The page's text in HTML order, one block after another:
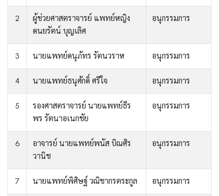
2
ผู้ช่วยศาสตราจารย์ แพทย์หญิง
ดนยรัตน์ บุญเลิศ
อนุกรรมการ
3 นายแพทย์ดนุภัทร รัตนวราห อนุกรรมการ
4 นายแพทย์ธนุศักดิ์ ศรีใจ อนุกรรมการ
5
รองศาสตราจารย์ นายแพทย์ธีร
พร รัตนาอเนกชัย
อนุกรรมการ
6
อาจารย์ นายแพทย์พนัส บิณศิร
วานิช
อนุกรรมการ
7 นายแพทย์พิศิษฐ์ วณิชากรตระกูล อนุกรรมการ